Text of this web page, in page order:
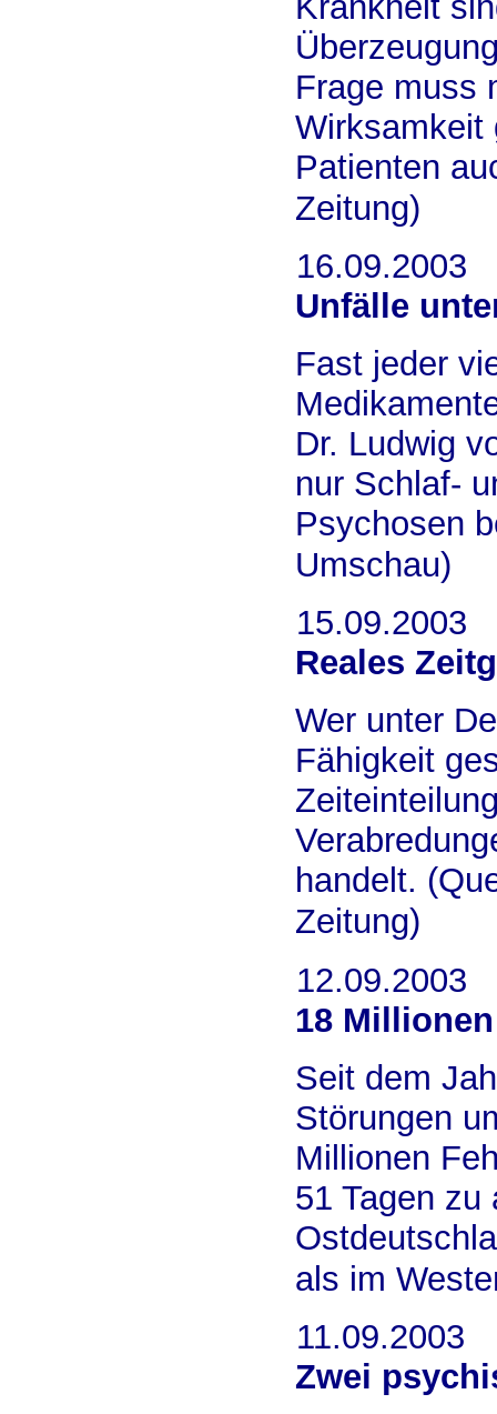
Frage muss
Wirksamkeit
Patienten
Zeitung)
16.09.2003
Unfälle
Fast jeder
Dr. Ludwig
nur Schlaf-
Psychosen
Umschau)
15.09.2003
Reales
Wer unter
Fähigkeit
handelt.
Zeitung)
12.09.2003
18
Seit dem
Störungen
Millionen
51 Tagen
als im
11.09.2003
Zwei